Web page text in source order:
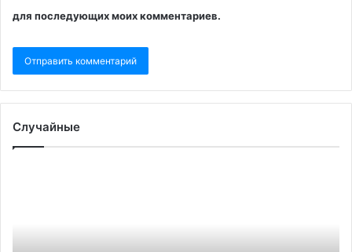
для последующих моих комментариев.
Случайные